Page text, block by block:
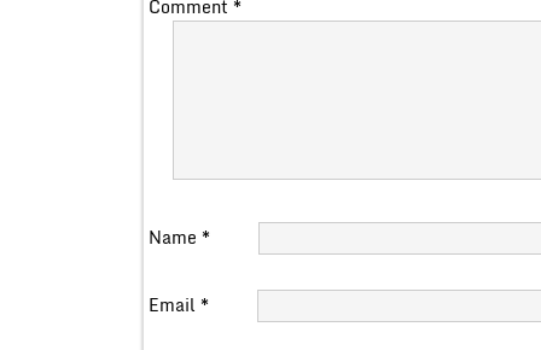
Comment *
Name *
Email *